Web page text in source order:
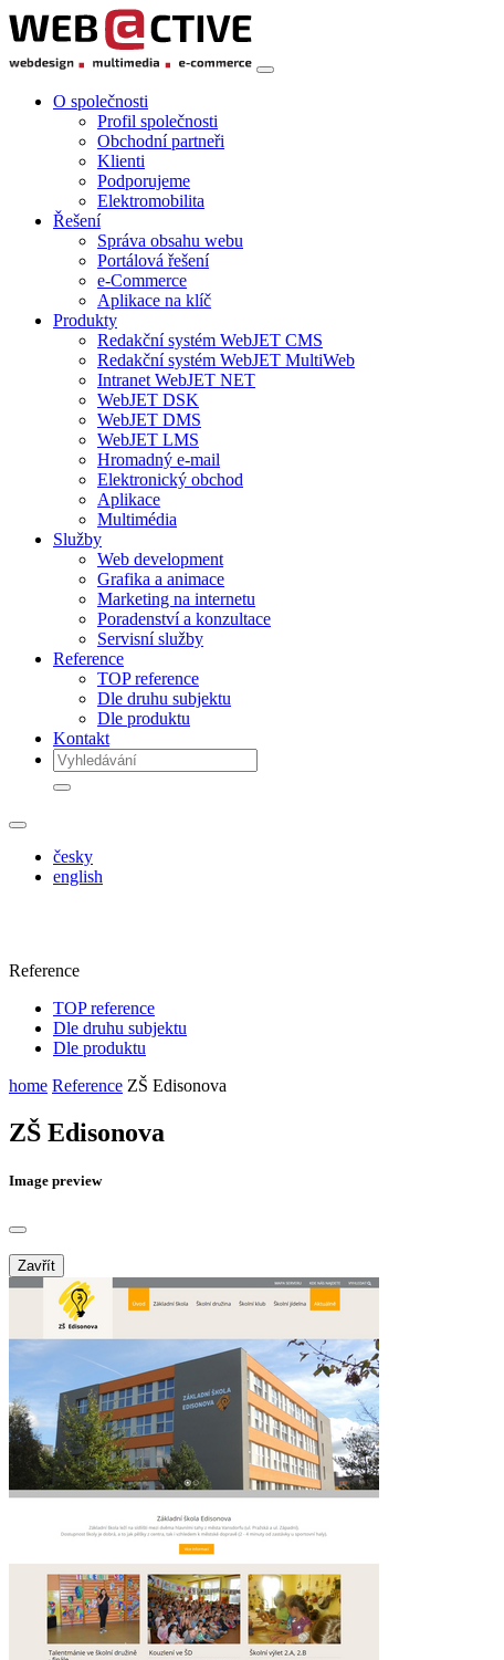
O společnosti
Profil společnosti
Obchodní partneři
Klienti
Podporujeme
Elektromobilita
Řešení
Správa obsahu webu
Portálová řešení
e-Commerce
Aplikace na klíč
Produkty
Redakční systém WebJET CMS
Redakční systém WebJET MultiWeb
Intranet WebJET NET
WebJET DSK
WebJET DMS
WebJET LMS
Hromadný e-mail
Elektronický obchod
Aplikace
Multimédia
Služby
Web development
Grafika a animace
Marketing na internetu
Poradenství a konzultace
Servisní služby
Reference
TOP reference
Dle druhu subjektu
Dle produktu
Kontakt
česky
english
Reference
TOP reference
Dle druhu subjektu
Dle produktu
home Reference ZŠ Edisonova
ZŠ Edisonova
Image preview
Zavřít